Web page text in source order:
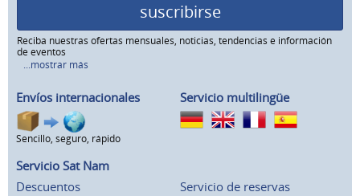
suscribirse
Reciba nuestras ofertas mensuales, noticias, tendencias e información
de eventos
...mostrar más
Envíos internacionales
Sencillo, seguro, rápido
Servicio multilingüe
Servicio Sat Nam
Descuentos
Servicio de reservas